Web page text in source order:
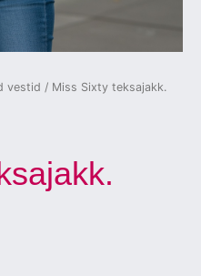
vestid / Miss Sixty teksajakk.